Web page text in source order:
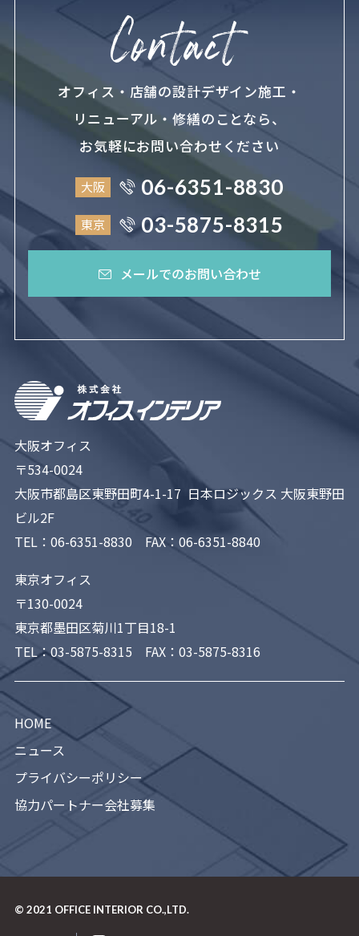
オフィス・店舗の設計デザイン施工・
リニューアル・修繕のことなら、
お気軽にお問い合わせください
大阪 06-6351-8830
東京 03-5875-8315
メールでのお問い合わせ
大阪オフィス
〒534-0024
大阪市都島区東野田町4-1-17 日本ロジックス 大阪東野田
ビル2F
TEL： 06-6351-8830 FAX：06-6351-8840
東京オフィス
〒130-0024
東京都墨田区菊川1丁目18-1
TEL：03-5875-8315 FAX：03-5875-8316
HOME
ニュース
プライバシーポリシー
協力パートナー会社募集
© 2021 OFFICE INTERIOR CO.,LTD.